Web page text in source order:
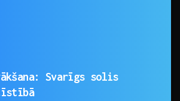
Svarīgs solis